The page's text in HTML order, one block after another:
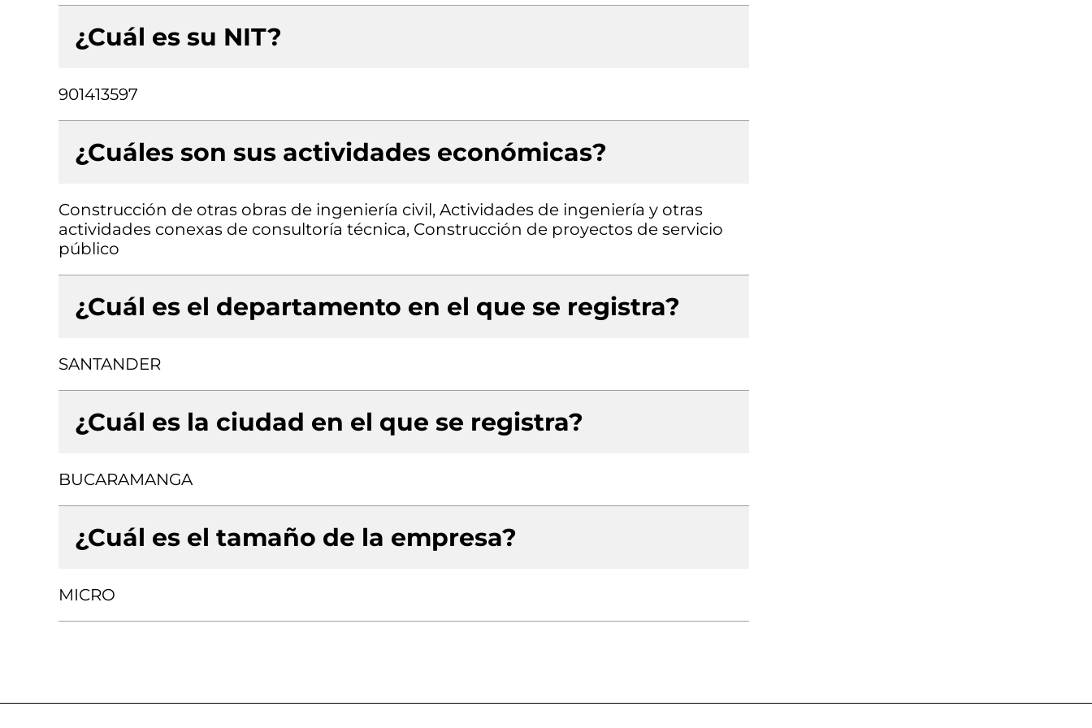
¿Cuál es su NIT?
901413597
¿Cuáles son sus actividades económicas?
Construcción de otras obras de ingeniería civil, Actividades de ingeniería y otras
actividades conexas de consultoría técnica, Construcción de proyectos de servicio
público
¿Cuál es el departamento en el que se registra?
SANTANDER
¿Cuál es la ciudad en el que se registra?
BUCARAMANGA
¿Cuál es el tamaño de la empresa?
MICRO